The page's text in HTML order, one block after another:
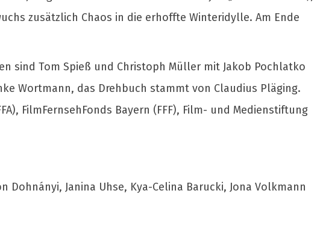
zusätzlich Chaos in die erhoffte Winteridylle. Am Ende
sind Tom Spieß und Christoph Müller mit Jakob Pochlatko
Wortmann, das Drehbuch stammt von Claudius Pläging.
FilmFernsehFonds Bayern (FFF), Film- und Medienstiftung
Janina Uhse, Kya-Celina Barucki, Jona Volkmann